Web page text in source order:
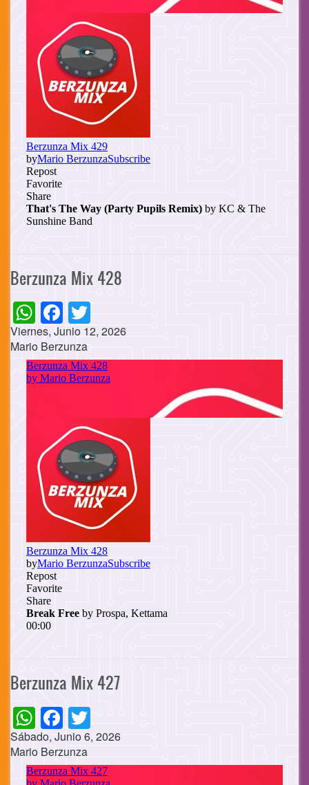
Berzunza Mix 428
WhatsApp
Facebook
Viernes, Junio 12, 2026
Mario Berzunza
Cuerpo
Berzunza Mix 427
WhatsApp
Facebook
Sábado, Junio 6, 2026
Mario Berzunza
Cuerpo